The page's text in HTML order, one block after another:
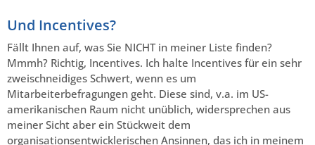
Und Incentives?
Fällt Ihnen auf, was Sie NICHT in meiner Liste finden?
Mmmh? Richtig, Incentives. Ich halte Incentives für ein sehr
zweischneidiges Schwert, wenn es um
Mitarbeiterbefragungen geht. Diese sind, v.a. im US-
amerikanischen Raum nicht unüblich, widersprechen aus
meiner Sicht aber ein Stückweit dem
organisationsentwicklerischen Ansinnen, das ich in meinem